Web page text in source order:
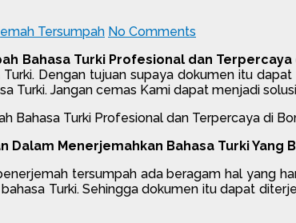
Tersumpah No Comments
Bahasa Turki Profesional dan Terpercaya
Dengan tujuan supaya dokumen itu
Turki. Jangan cemas Kami dapat menjadi
Dalam Menerjemahkan Bahasa Turki Yang
tersumpah ada beragam hal yang
Turki. Sehingga dokumen itu dapat